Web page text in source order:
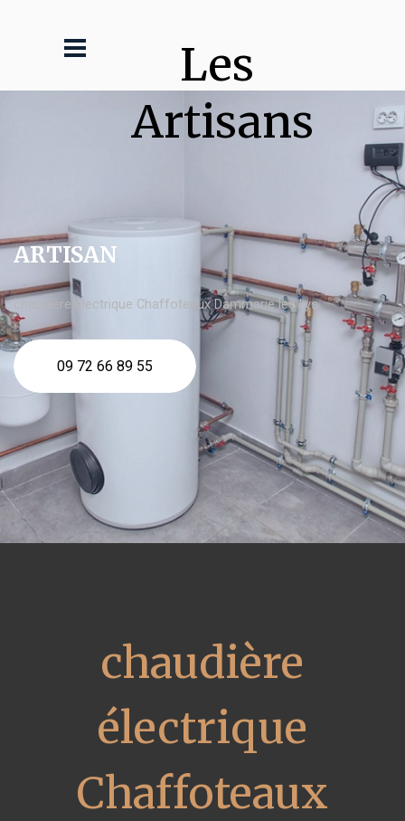
Les
Artisans
ARTISAN
chaudière électrique Chaffoteaux Dammarie les Lys
09 72 66 89 55
chaudière
électrique
Chaffoteaux